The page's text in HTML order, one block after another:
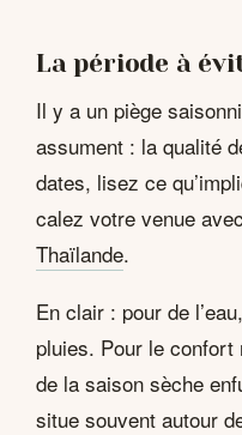
La période à
Il y a un piège
assument : la qualité
dates, lisez ce
calez votre venue
Thaïlande.
En clair : pour de
pluies. Pour le
de la saison sèche
situe souvent autour